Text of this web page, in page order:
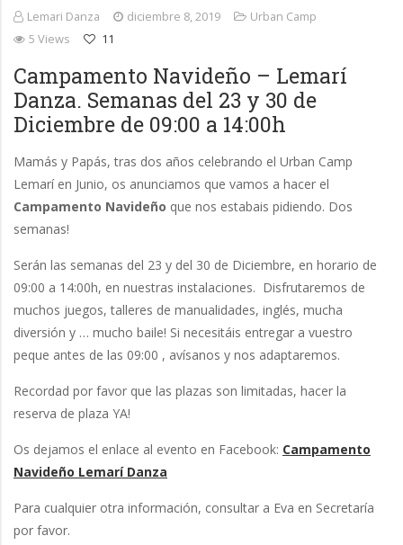
Lemari Danza diciembre 8, 2019
Urban Camp
5 Views
11
Campamento Navideño – Lemarí
Danza. Semanas del 23 y 30 de
Diciembre de 09:00 a 14:00h
Mamás y Papás, tras dos años celebrando el Urban Camp
Lemarí en Junio, os anunciamos que vamos a hacer el
Campamento Navideño que nos estabais pidiendo. Dos
semanas!
Serán las semanas del 23 y del 30 de Diciembre, en horario de
09:00 a 14:00h, en nuestras instalaciones. Disfrutaremos de
muchos juegos, talleres de manualidades, inglés, mucha
diversión y … mucho baile! Si necesitáis entregar a vuestro
peque antes de las 09:00 , avísanos y nos adaptaremos.
Recordad por favor que las plazas son limitadas, hacer la
reserva de plaza YA!
Os dejamos el enlace al evento en Facebook: Campamento
Navideño Lemarí Danza
Para cualquier otra información, consultar a Eva en Secretaría
por favor.